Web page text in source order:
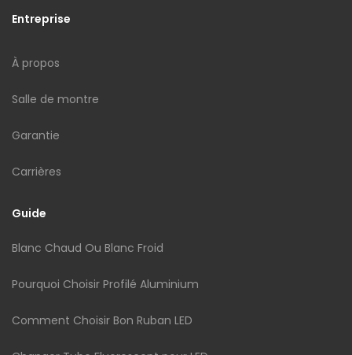
Entreprise
À propos
Salle de montre
Garantie
Carrières
Guide
Blanc Chaud Ou Blanc Froid
Pourquoi Choisir Profilé Aluminium
Comment Choisir Bon Ruban LED